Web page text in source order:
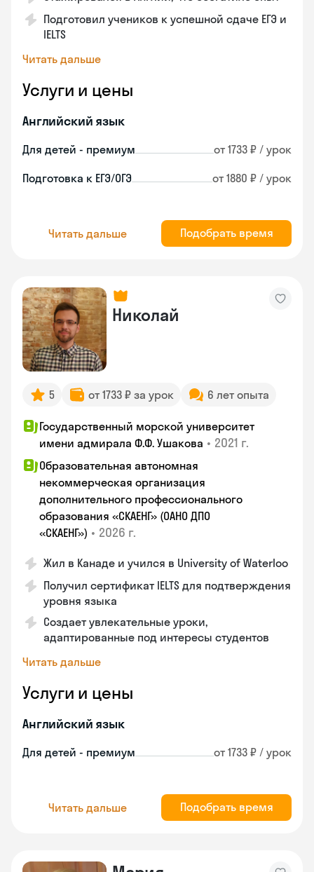
Подготовил учеников к успешной сдаче ЕГЭ и
IELTS
Читать дальше
Услуги и цены
Английский язык
Для детей - премиум от 1733 ₽ / урок
Подготовка к ЕГЭ/ОГЭ от 1880 ₽ / урок
Читать дальше Подобрать время
Николай
5 от 1733 ₽ за урок 6 лет опыта
Государственный морской университет
имени адмирала Ф.Ф. Ушакова • 2021 г.
Образовательная автономная
некоммерческая организация
дополнительного профессионального
образования «СКАЕНГ» (ОАНО ДПО
«СКАЕНГ») • 2026 г.
Жил в Канаде и учился в University of Waterloo
Получил сертификат IELTS для подтверждения
уровня языка
Создает увлекательные уроки,
адаптированные под интересы студентов
Читать дальше
Услуги и цены
Английский язык
Для детей - премиум от 1733 ₽ / урок
Читать дальше Подобрать время